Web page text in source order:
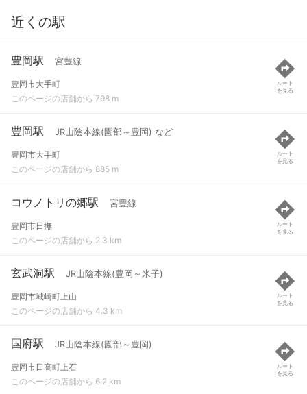
近くの駅
豊岡駅 宮豊線
豊岡市大手町
このページの店舗から 798 m
ルート
を見る
豊岡駅 JR山陰本線(園部～豊岡) など
豊岡市大手町
このページの店舗から 885 m
ルート
を見る
コウノトリの郷駅 宮豊線
豊岡市日撫
このページの店舗から 2.3 km
ルート
を見る
玄武洞駅 JR山陰本線(豊岡～米子)
豊岡市城崎町上山
このページの店舗から 4.3 km
ルート
を見る
国府駅 JR山陰本線(園部～豊岡)
豊岡市日高町上石
このページの店舗から 6.2 km
ルート
を見る